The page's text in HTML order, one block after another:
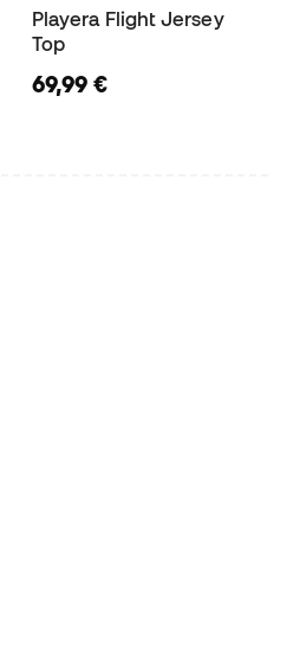
Playera Flight Jersey
Top
69,99 €